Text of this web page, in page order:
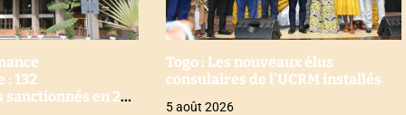
132
en 2
Togo : Les nouveaux élus
consulaires de l’UCRM installés
5 août 2026